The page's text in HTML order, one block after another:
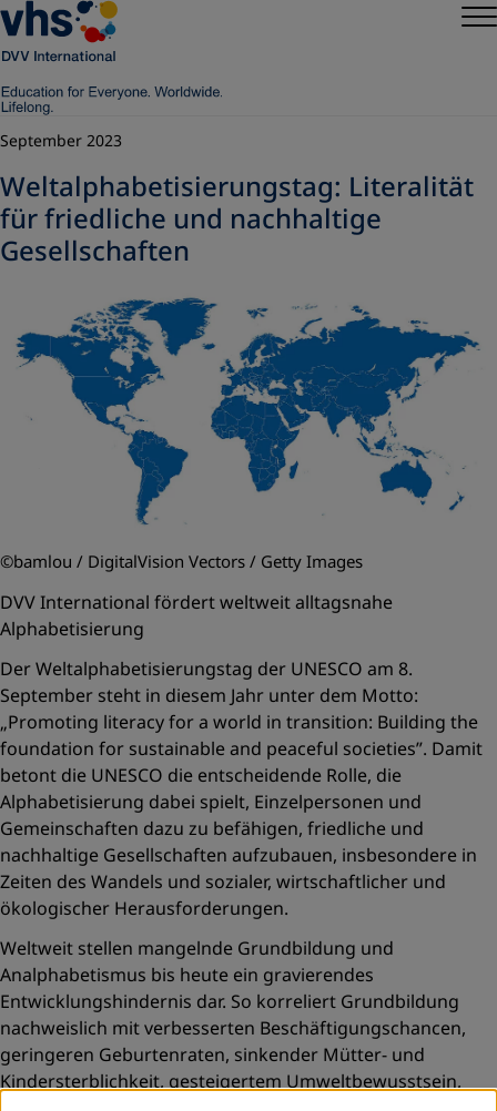
September 2023
Weltalphabetisierungstag: Literalität
für friedliche und nachhaltige
Gesellschaften
©bamlou / DigitalVision Vectors / Getty Images
DVV International fördert weltweit alltagsnahe
Alphabetisierung
Der Weltalphabetisierungstag der UNESCO am 8.
September steht in diesem Jahr unter dem Motto:
„Promoting literacy for a world in transition: Building the
foundation for sustainable and peaceful societies”. Damit
betont die UNESCO die entscheidende Rolle, die
Alphabetisierung dabei spielt, Einzelpersonen und
Gemeinschaften dazu zu befähigen, friedliche und
nachhaltige Gesellschaften aufzubauen, insbesondere in
Zeiten des Wandels und sozialer, wirtschaftlicher und
ökologischer Herausforderungen.
Weltweit stellen mangelnde Grundbildung und
Analphabetismus bis heute ein gravierendes
Entwicklungshindernis dar. So korreliert Grundbildung
nachweislich mit verbesserten Beschäftigungschancen,
geringeren Geburtenraten, sinkender Mütter- und
Kindersterblichkeit, gesteigertem Umweltbewusstsein,